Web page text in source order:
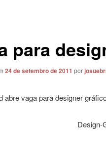
para
24 de setembro de 2011 por
abre vaga para designer